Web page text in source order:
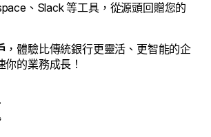
、Slack 等工具，從源頭回贈您的
，體驗比傳統銀行更靈活、更智能的企
的業務成長！